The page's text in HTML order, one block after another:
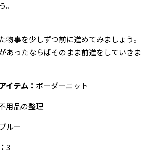
物事を少しずつ前に進めてみましょう。
あったならばそのまま前進をしていきま
イテム： ボーダーニット
用品の整理
ブルー
3